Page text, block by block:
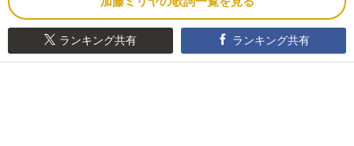
ランキング共有 ランキング共有